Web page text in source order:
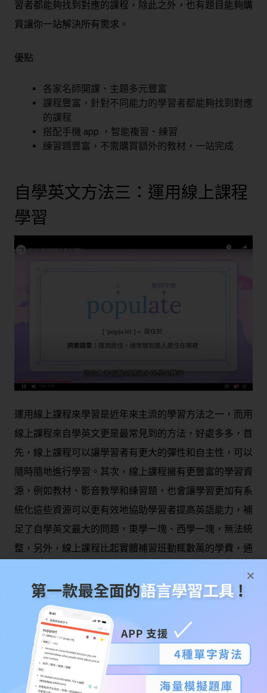
習者都能夠找到對應的課程，除此之外，也有題目能夠購
買讓你一站解決所有需求。
優點
各家名師開課、主題多元豐富
課程豐富，針對不同能力的學習者都能夠找到對應
的課程
搭配手機 app ，智能複習、練習
練習題豐富，不需購買額外的教材，一站完成
自學英文方法三：運用線上課程
學習
運用線上課程來學習是近年來主流的學習方法之一，而用
線上課程來自學英文更是最常見到的方法，好處多多，首
先，線上課程可以讓學習者有更大的彈性和自主性，可以
隨時隨地進行學習。其次，線上課程擁有更豐富的學習資
源，例如教材、影音教學和練習題，也會讓學習更加有系
統化這些資源可以更有效地協助學習者提高英語能力，補
足了自學英文最大的問題，東學ㄧ塊、西學一塊，無法統
整，另外，線上課程比起實體補習班動輒數萬的學費，通
和時間的學習者而言，這是一個非常重要的考量因素。
自學英文-線上課程推薦 WORD UP